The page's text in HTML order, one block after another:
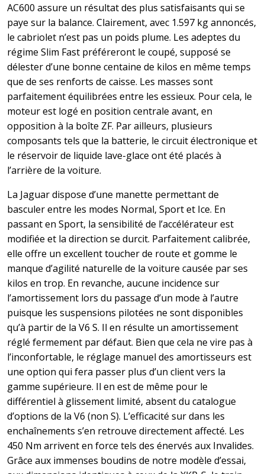
AC600 assure un résultat des plus satisfaisants qui se
paye sur la balance. Clairement, avec 1.597 kg annoncés,
le cabriolet n’est pas un poids plume. Les adeptes du
régime Slim Fast préféreront le coupé, supposé se
délester d’une bonne centaine de kilos en même temps
que de ses renforts de caisse. Les masses sont
parfaitement équilibrées entre les essieux. Pour cela, le
moteur est logé en position centrale avant, en
opposition à la boîte ZF. Par ailleurs, plusieurs
composants tels que la batterie, le circuit électronique et
le réservoir de liquide lave-glace ont été placés à
l’arrière de la voiture.
La Jaguar dispose d’une manette permettant de
basculer entre les modes Normal, Sport et Ice. En
passant en Sport, la sensibilité de l’accélérateur est
modifiée et la direction se durcit. Parfaitement calibrée,
elle offre un excellent toucher de route et gomme le
manque d’agilité naturelle de la voiture causée par ses
kilos en trop. En revanche, aucune incidence sur
l’amortissement lors du passage d’un mode à l’autre
puisque les suspensions pilotées ne sont disponibles
qu’à partir de la V6 S. Il en résulte un amortissement
réglé fermement par défaut. Bien que cela ne vire pas à
l’inconfortable, le réglage manuel des amortisseurs est
une option qui fera passer plus d’un client vers la
gamme supérieure. Il en est de même pour le
différentiel à glissement limité, absent du catalogue
d’options de la V6 (non S). L’efficacité sur dans les
enchaînements s’en retrouve directement affecté. Les
450 Nm arrivent en force tels des énervés aux Invalides.
Grâce aux immenses boudins de notre modèle d’essai,